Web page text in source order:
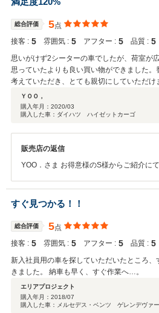
入から次のお乗り換えまでサポートさせ
際、良質なワンオーナー車をご入庫いた
販売をしておりますので、ご購入時には
をご提示できると思います。これからは
ろしくお願いいたします。
総合評価 5点
接客 : 5 雰囲気 : 5 アフター : 5 品質 : 5
思いがけず2シーターの車でしたが、荷室が
思っていたよりも良い買い物ができました。
考えていただき、とても親切にしていただけ
ＹＯＯ，
購入年月： 2020/03
購入した車：ダイハツ ハイゼットカーゴ
販売店の返信
YOO．さま お得意様のS様からご紹介に
れしく思っております。 あえて２シータ
とが、ご満足要因となったことが何より
ビジネスに活躍してくれる相棒として、
事でお使いですと、走行距離が多くなり
ンスやお気づきのことがありましたら、
い。 整備、メンテナンスもお待ちいただ
ておりますので、ご利用お待ちしており
すぐ見つかる！！
総合評価 5点
接客 : 5 雰囲気 : 5 アフター : 5 品質 : 5
新入社員用の車を探していただいたところ
きました。 納車も早く、すぐ作業へ…。
エリアプロジェクト
購入年月： 2018/07
購入した車：メルセデス・ベンツ ゲレンデヴァ